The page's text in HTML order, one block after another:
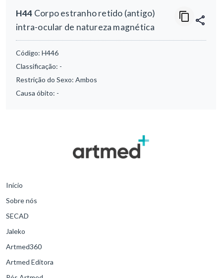
H44 Corpo estranho retido (antigo)
intra-ocular de natureza magnética
Código: H446
Classificação: -
Restrição do Sexo: Ambos
Causa óbito: -
Início
Sobre nós
SECAD
Jaleko
Artmed360
Artmed Editora